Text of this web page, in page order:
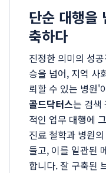
단순 대행을
축하다
진정한 의미의 성
승을 넘어, 지역 사
뢰할 수 있는 병원'
골드닥터스는 검색
적인 업무 대행에
진료 철학과 병원
들고, 이를 일관된
합니다. 잘 구축된